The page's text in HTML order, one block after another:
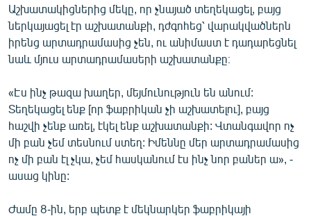
Աշխատակիցներից մեկը, որ չնայած տեղեկացել, բայց
ներկայացել էր աշխատանքի, դժգոհեց՝ վարակվածներն
իրենց արտադրամասից չեն, ու անիմաստ է դադարեցնել
նաև մյուս արտադրամասերի աշխատանքը։
«Էս ինչ թազա խաղեր, մեյմունություն են անում:
Տեղեկացել ենք [որ ֆաբրիկան չի աշխատելու], բայց
հաշվի չենք առել, էկել ենք աշխատանքի: Վտանգավոր ոչ
մի բան չեմ տեսնում ստեղ: Իմեննը մեր արտադրամասից
ոչ մի բան էլ չկա, չեմ հասկանում էս ինչ նոր բաներ ա», -
ասաց կինը:
Ժամը 8-ին, երբ պետք է մեկնարկեր ֆաբրիկայի